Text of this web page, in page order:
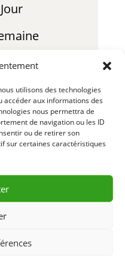
utilisons des technologies
accéder aux informations des
nous permettra de
de navigation ou les ID
ou de retirer son
sur certaines caractéristiques
Mois
Semaine
pour la